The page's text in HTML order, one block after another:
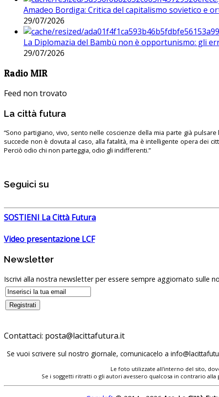
Amadeo Bordiga: Critica del capitalismo sovietico e
29/07/2026
La Diplomazia del Bambù non è opportunismo: gli
29/07/2026
Radio MIR
Feed non trovato
La città futura
“Sono partigiano, vivo, sento nelle coscienze della mia parte già pulsare
succede non è dovuta al caso, alla fatalità, ma è intelligente opera dei
Perciò odio chi non parteggia, odio gli indifferenti.”
Seguici su
SOSTIENI La Città Futura
Video presentazione LCF
Newsletter
Iscrivi alla nostra newsletter per essere sempre aggiornato sulle
Contattaci:
Se vuoi scrivere sul nostro giornale, comunicacelo a
Le foto utilizzate all'interno del sito,
Se i soggetti ritratti o gli autori avessero qualcosa in contrario